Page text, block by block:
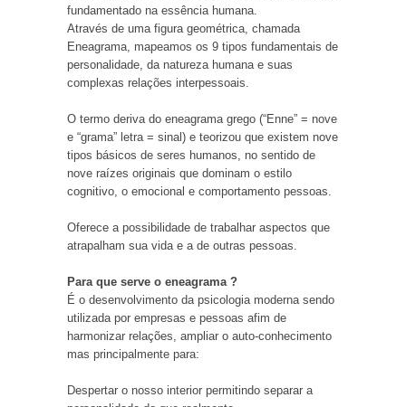
fundamentado na essência humana.
Através de uma figura geométrica, chamada
Eneagrama, mapeamos os 9 tipos fundamentais de
personalidade, da natureza humana e suas
complexas relações interpessoais.
O termo deriva do eneagrama grego (“Enne” = nove
e “grama” letra = sinal) e teorizou que existem nove
tipos básicos de seres humanos, no sentido de
nove raízes originais que dominam o estilo
cognitivo, o emocional e comportamento pessoas.
Oferece a possibilidade de trabalhar aspectos que
atrapalham sua vida e a de outras pessoas.
Para que serve o eneagrama ?
É o desenvolvimento da psicologia moderna sendo
utilizada por empresas e pessoas afim de
harmonizar relações, ampliar o auto-conhecimento
mas principalmente para:
Despertar o nosso interior permitindo separar a